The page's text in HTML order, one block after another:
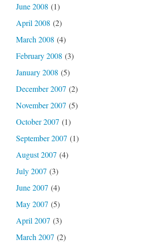
June 2008 (1)
April 2008 (2)
March 2008 (4)
February 2008 (3)
January 2008 (5)
December 2007 (2)
November 2007 (5)
October 2007 (1)
September 2007 (1)
August 2007 (4)
July 2007 (3)
June 2007 (4)
May 2007 (5)
April 2007 (3)
March 2007 (2)